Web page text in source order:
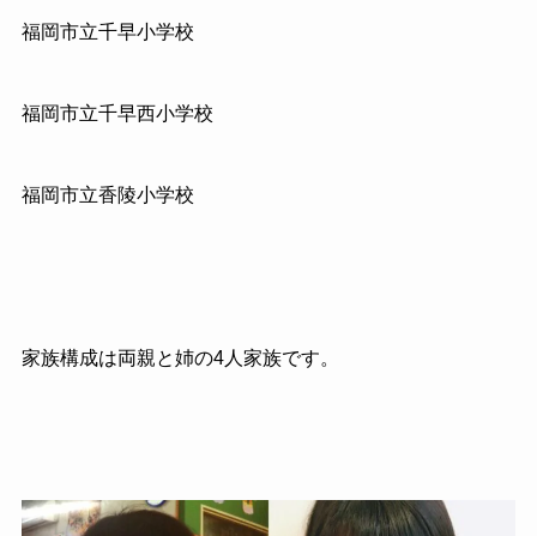
福岡市立千早小学校
福岡市立千早西小学校
福岡市立香陵小学校
家族構成は両親と姉の4人家族です。